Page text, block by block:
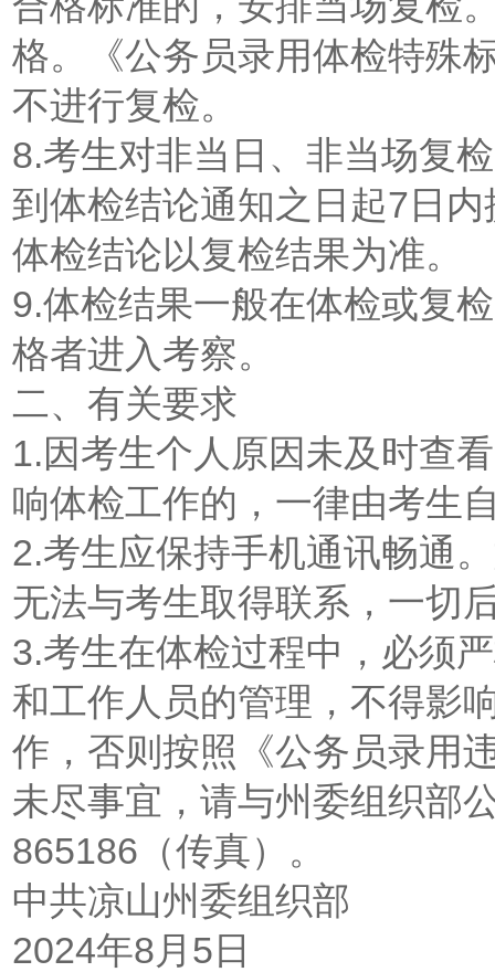
格。《公务员录用体检特殊
不进行复检。
8.考生对非当日、非当场复
到体检结论通知之日起7日
体检结论以复检结果为准。
9.体检结果一般在体检或复
格者进入考察。
二、有关要求
1.因考生个人原因未及时查
响体检工作的，一律由考生
2.考生应保持手机通讯畅通
无法与考生取得联系，一切
3.考生在体检过程中，必须
和工作人员的管理，不得影
作，否则按照《公务员录用
未尽事宜，请与州委组织部
865186（传真）。
中共凉山州委组织部
2024年8月5日